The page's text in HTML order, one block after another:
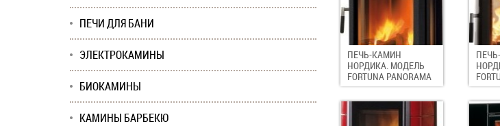
ПЕЧЬ-КАМИН
НОРДИКА. МОДЕЛЬ
FORTUNA PANORAMA
ПЕЧИ ДЛЯ БАНИ
ЭЛЕКТРОКАМИНЫ
БИОКАМИНЫ
КАМИНЫ БАРБЕКЮ